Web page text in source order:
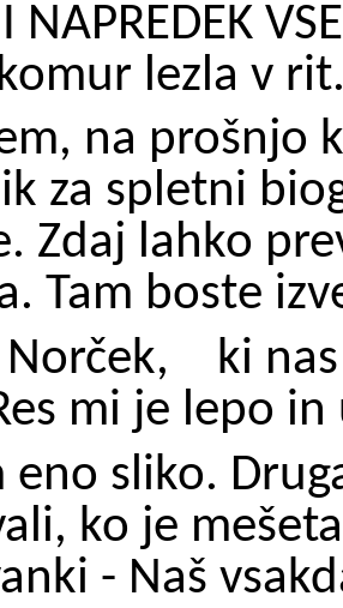
NAPREDEK
lezla v
na prošnjo
za spletni
Zdaj lahko
Tam boste
ki
mi je lepo
eno sliko.
ko je
- Naš